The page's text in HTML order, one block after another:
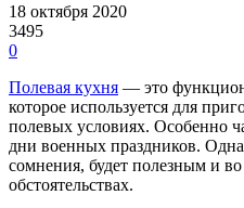
18 октября 2020
3495
0
Полевая кухня — это
которое используется для
полевых условиях. Особенно
дни военных праздников.
сомнения, будет полезным и
обстоятельствах.